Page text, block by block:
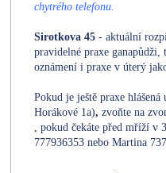
chytrého telefonu.
Sirotkova 45 - aktuální
pravidelné praxe ganapůdži,
oznámení i praxe v úterý
Pokud je ještě praxe
Horákové 1a), zvoňte na
, pokud čekáte před mříží v
777936353 nebo Martina